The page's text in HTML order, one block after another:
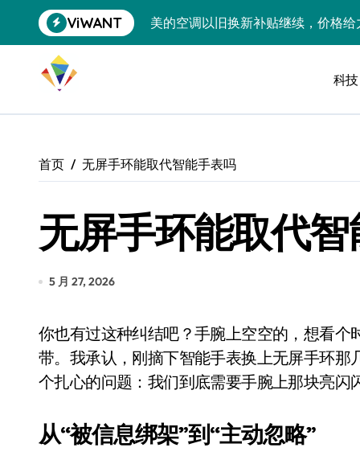
到
ViWANT
美的空调以旧换新补贴继续，价格
黄金瞬间冲破4200，白银狂飙3.5%
特斯拉中国卖第五，丰田一季净赚
Xbox七月大崩盘：裁员3200、卖工
《我的世界》登陆Switch 2：画质大
谷歌DeepMind创始人辞去CEO，但
召回X9、合作大众遇冷、高端梦碎
比Model 3便宜？不，比Model 3有
Xbox 25岁生日送壁纸送徽章，就是
科技
首页 无屏手环能取代智能手表吗
无屏手环能取代
5 月 27, 2026
你也有过这种纠结吧？手腕上空空的，想看个时间都成了下意识动作，结果只看到光溜溜的表
带。我承认，刚摘下智能手表换上无屏手环
个扎心的问题：我们到底需要手腕上那块亮
从“被信息绑架”到“主动忽略”